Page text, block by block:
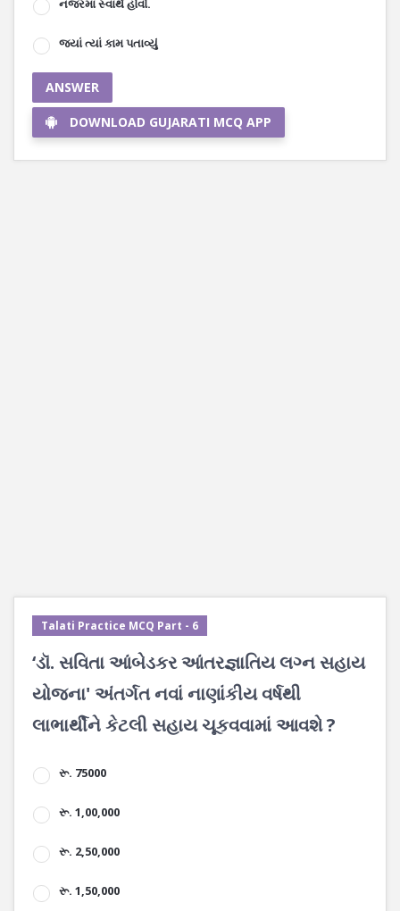
નજરમાં સ્વાર્થ હોવો.
જ્યાં ત્યાં કામ પતાવ્યું
ANSWER
DOWNLOAD GUJARATI MCQ APP
Talati Practice MCQ Part - 6
‘ડૉ. સવિતા આંબેડકર આંતરજ્ઞાતિય લગ્ન સહાય
યોજના' અંતર્ગત નવાં નાણાંકીય વર્ષથી
લાભાર્થીને કેટલી સહાય ચૂકવવામાં આવશે ?
રૂ. 75000
રૂ. 1,00,000
રૂ. 2,50,000
રૂ. 1,50,000